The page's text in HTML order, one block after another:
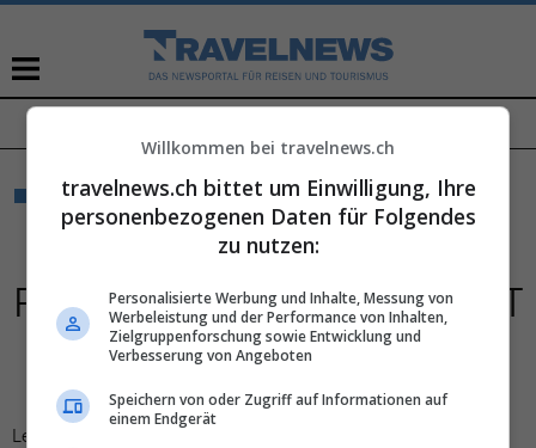
ÜBERSPRINGEN
NICHT GEFUNDEN
HOPPLA!DIESE
PROMOTION KONNTE NICHT
GEFUNDEN WERDEN
Leider könnten wir die gewünschte Seite nicht mehr finden. Die
Willkommen bei travelnews.ch
travelnews.ch bittet um Einwilligung, Ihre
personenbezogenen Daten für Folgendes
zu nutzen:
Personalisierte Werbung und Inhalte, Messung von
Werbeleistung und der Performance von Inhalten,
Zielgruppenforschung sowie Entwicklung und
Verbesserung von Angeboten
Speichern von oder Zugriff auf Informationen auf
einem Endgerät